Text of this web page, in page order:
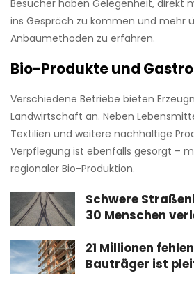
Besucher haben Gelegenheit, direkt
ins Gespräch zu kommen und mehr
Anbaumethoden zu erfahren.
Bio-Produkte und
Verschiedene Betriebe bieten
Landwirtschaft an. Neben
Textilien und weitere nachhaltige
Verpflegung ist ebenfalls gesorgt –
regionaler Bio-Produktion.
Schwere
30 Menschen
21 Millionen
Bauträger ist